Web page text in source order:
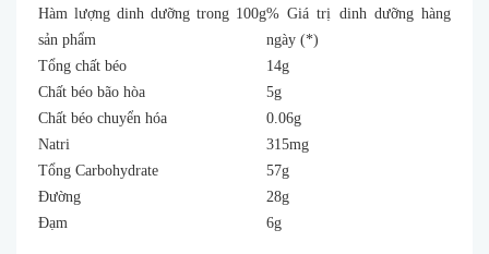
Hàm lượng dinh dưỡng trong 100g
sản phẩm
% Giá trị dinh dưỡng hàng
ngày (*)
Tổng chất béo
14g
Chất béo bão hòa
5g
Chất béo chuyển hóa
0.06g
Natri
315mg
Tổng Carbohydrate
57g
Đường
28g
Đạm
6g